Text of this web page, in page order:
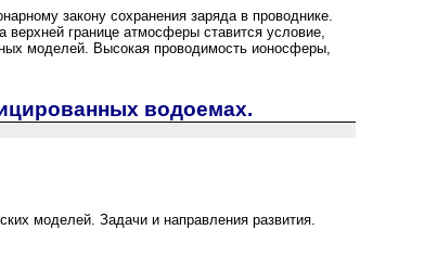
закону сохранения заряда в проводнике.
верхней границе атмосферы ставится условие,
моделей. Высокая проводимость ионосферы,
водоемах.
моделей. Задачи и направления развития.